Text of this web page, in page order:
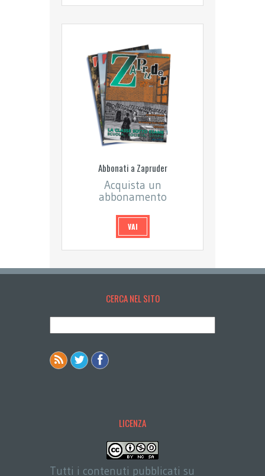
Abbonati a Zapruder
Acquista un
abbonamento
VAI
CERCA NEL SITO
LICENZA
Tutti i contenuti pubblicati su